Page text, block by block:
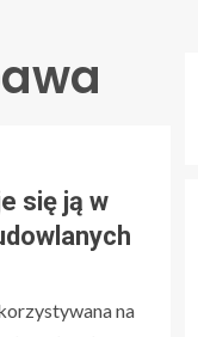
się ją w
na